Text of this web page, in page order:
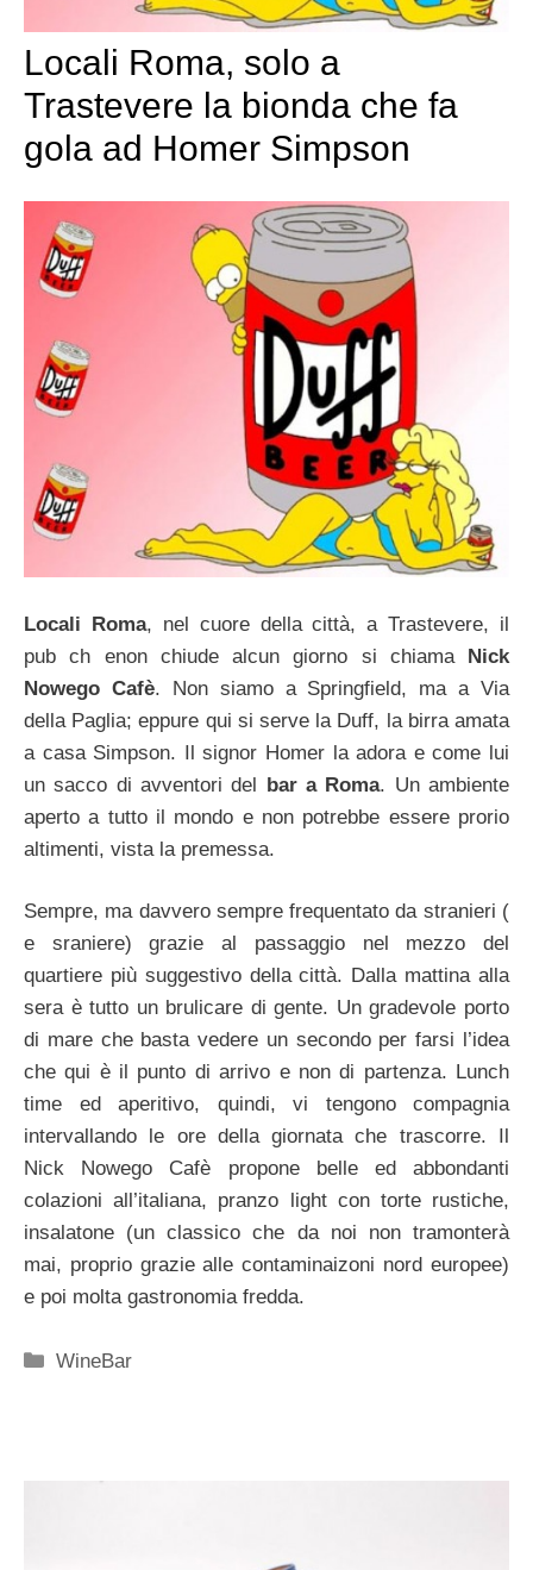
Locali Roma, solo a
Trastevere la bionda che fa
gola ad Homer Simpson
Locali Roma, nel cuore della città, a Trastevere, il
pub ch enon chiude alcun giorno si chiama Nick
Nowego Cafè. Non siamo a Springfield, ma a Via
della Paglia; eppure qui si serve la Duff, la birra amata
a casa Simpson. Il signor Homer la adora e come lui
un sacco di avventori del bar a Roma. Un ambiente
aperto a tutto il mondo e non potrebbe essere prorio
altimenti, vista la premessa.
Sempre, ma davvero sempre frequentato da stranieri (
e sraniere) grazie al passaggio nel mezzo del
quartiere più suggestivo della città. Dalla mattina alla
sera è tutto un brulicare di gente. Un gradevole porto
di mare che basta vedere un secondo per farsi l’idea
che qui è il punto di arrivo e non di partenza. Lunch
time ed aperitivo, quindi, vi tengono compagnia
intervallando le ore della giornata che trascorre. Il
Nick Nowego Cafè propone belle ed abbondanti
colazioni all’italiana, pranzo light con torte rustiche,
insalatone (un classico che da noi non tramonterà
mai, proprio grazie alle contaminaizoni nord europee)
e poi molta gastronomia fredda.
Categorie
WineBar